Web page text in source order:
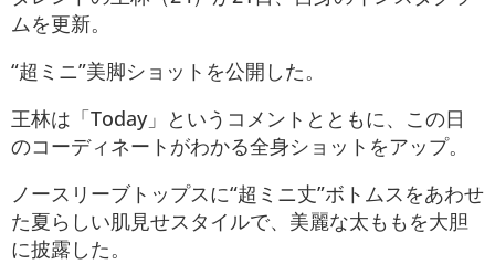
ムを更新。
“超ミニ”美脚ショットを公開した。
王林は「Today」というコメントとともに、この日
のコーディネートがわかる全身ショットをアップ。
ノースリーブトップスに“超ミニ丈”ボトムスをあわせ
た夏らしい肌見せスタイルで、美麗な太ももを大胆
に披露した。